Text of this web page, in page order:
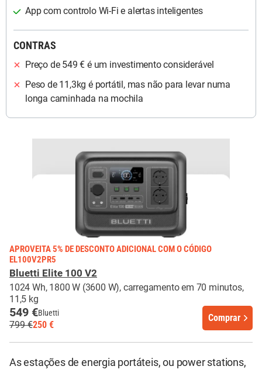
App com controlo Wi-Fi e alertas inteligentes
CONTRAS
Preço de 549 € é um investimento considerável
Peso de 11,3kg é portátil, mas não para levar numa
longa caminhada na mochila
APROVEITA 5% DE DESCONTO ADICIONAL COM O CÓDIGO
EL100V2PR5
Bluetti Elite 100 V2
1024 Wh, 1800 W (3600 W), carregamento em 70 minutos,
11,5 kg
549 €Bluetti
799 €250 €
Comprar
As estações de energia portáteis, ou power stations,